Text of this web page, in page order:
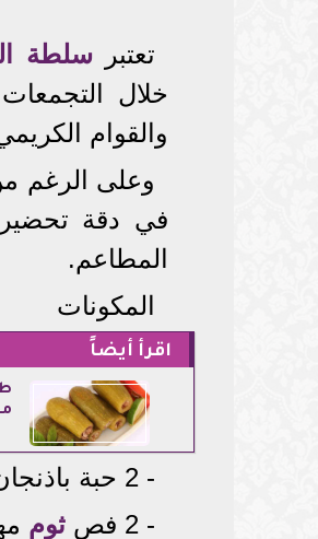
تعتبرسلطة
خلال
والقوام
وعلى الرغم
في دقة
المطاعم.
المكونات
اقرأ أيضاً
- 2 حبة باذنجان متوسطة الحجم
- 2 فص
ثوم